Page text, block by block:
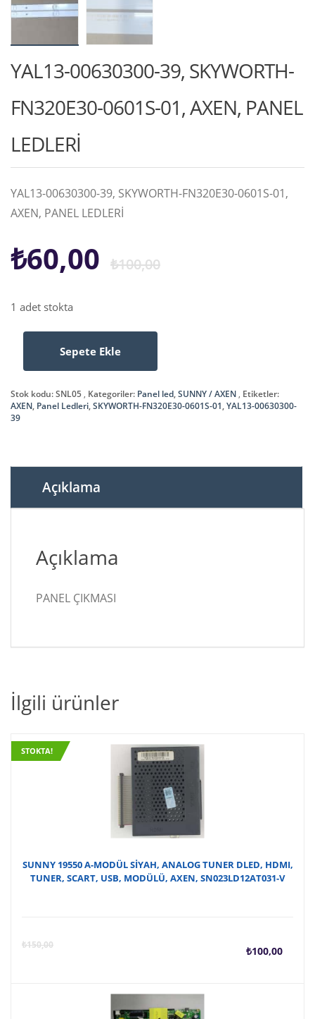
YAL13-00630300-39, SKYWORTH-
FN320E30-0601S-01, AXEN, PANEL
LEDLERİ
YAL13-00630300-39, SKYWORTH-FN320E30-0601S-01,
AXEN, PANEL LEDLERİ
₺100,00Orijinal
₺60,00
Şu
1 adet stokta
39,
SKYWORTH-
FN320E30-
AXEN,
LEDLERİ
adet
Sepete Ekle
Stok kodu:SNL05 Kategoriler: Panel led,SUNNY / AXEN Etiketler:
AXEN, Panel Ledleri,SKYWORTH-FN320E30-0601S-01,YAL13-00630300-
39
Açıklama
Açıklama
PANEL ÇIKMASI
İlgili ürünler
STOKTA!
SUNNY 19550 A-MODÜL SİYAH, ANALOG TUNER DLED, HDMI,
TUNER, SCART, USB, MODÜLÜ, AXEN, SN023LD12AT031-V
₺150,00 ₺100,00
Şu